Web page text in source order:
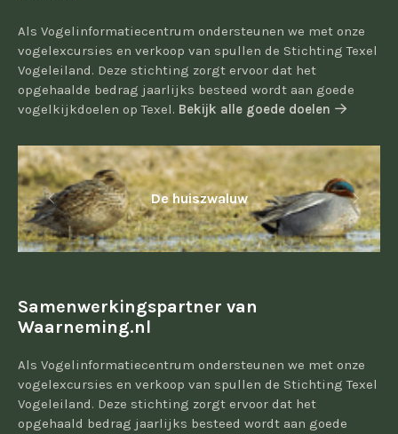
Als Vogelinformatiecentrum ondersteunen we met onze
vogelexcursies en verkoop van spullen de Stichting Texel
Vogeleiland. Deze stichting zorgt ervoor dat het
opgehaalde bedrag jaarlijks besteed wordt aan goede
vogelkijkdoelen op Texel. Bekijk alle goede doelen
De huiszwaluw
Samenwerkingspartner van
Waarneming.nl
Als Vogelinformatiecentrum ondersteunen we met onze
vogelexcursies en verkoop van spullen de Stichting Texel
Vogeleiland. Deze stichting zorgt ervoor dat het
opgehaald bedrag jaarlijks besteed wordt aan goede